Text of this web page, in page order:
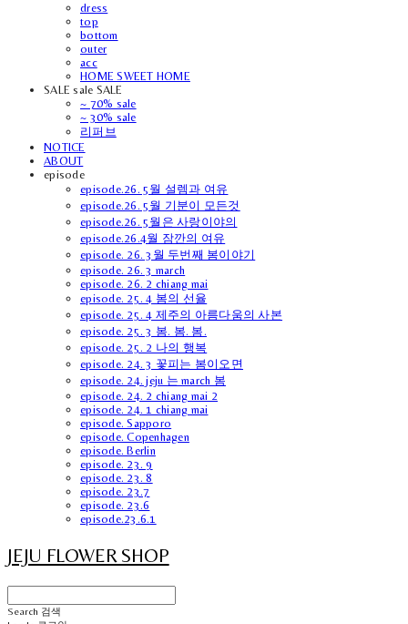
dress
top
bottom
outer
acc
HOME SWEET HOME
SALE sale SALE
~ 70% sale
~ 30% sale
리퍼브
NOTICE
ABOUT
episode
episode.26. 5월 설렘과 여유
episode.26. 5월 기분이 모든것
episode.26. 5월은 사랑이야의
episode.26.4월 잠깐의 여유
episode. 26. 3월 두번째 봄이야기
episode. 26. 3 march
episode. 26. 2 chiang mai
episode. 25. 4 봄의 선율
episode. 25. 4 제주의 아름다움의 사본
episode. 25. 3 봄. 봄. 봄.
episode. 25. 2 나의 행복
episode. 24. 3 꽃피는 봄이오면
episode. 24. jeju 는 march 봄
episode. 24. 2 chiang mai 2
episode. 24. 1 chiang mai
episode. Sapporo
episode. Copenhagen
episode. Berlin
episode. 23. 9
episode. 23. 8
episode. 23.7
episode. 23.6
episode.23.6.1
JEJU FLOWER SHOP
Search 검색